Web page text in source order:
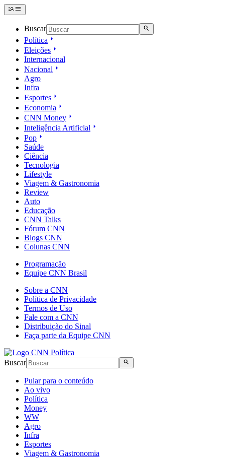
Buscar
Política
Eleições
Internacional
Nacional
Agro
Infra
Esportes
Economia
CNN Money
Inteligência Artificial
Pop
Saúde
Ciência
Tecnologia
Lifestyle
Viagem & Gastronomia
Review
Auto
Educação
CNN Talks
Fórum CNN
Blogs CNN
Colunas CNN
Programação
Equipe CNN Brasil
Sobre a CNN
Política de Privacidade
Termos de Uso
Fale com a CNN
Distribuição do Sinal
Faça parte da Equipe CNN
Buscar
Pular para o conteúdo
Ao vivo
Política
Money
WW
Agro
Infra
Esportes
Viagem & Gastronomia